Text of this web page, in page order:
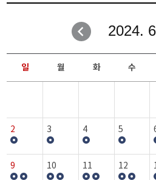
2024. 6
일 월 화 수
2 3 4 5
9 10 11 12